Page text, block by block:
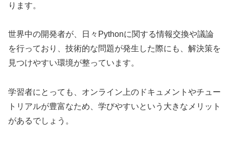
ります。
世界中の開発者が、日々Pythonに関する情報交換や議論
を行っており、技術的な問題が発生した際にも、解決策を
見つけやすい環境が整っています。
学習者にとっても、オンライン上のドキュメントやチュー
トリアルが豊富なため、学びやすいという大きなメリット
があるでしょう。